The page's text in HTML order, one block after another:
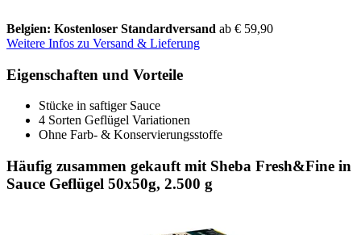
Belgien: Kostenloser Standardversand ab € 59,90
Weitere Infos zu Versand & Lieferung
Eigenschaften und Vorteile
Stücke in saftiger Sauce
4 Sorten Geflügel Variationen
Ohne Farb- & Konservierungsstoffe
Häufig zusammen gekauft mit Sheba Fresh&Fine in
Sauce Geflügel 50x50g, 2.500 g